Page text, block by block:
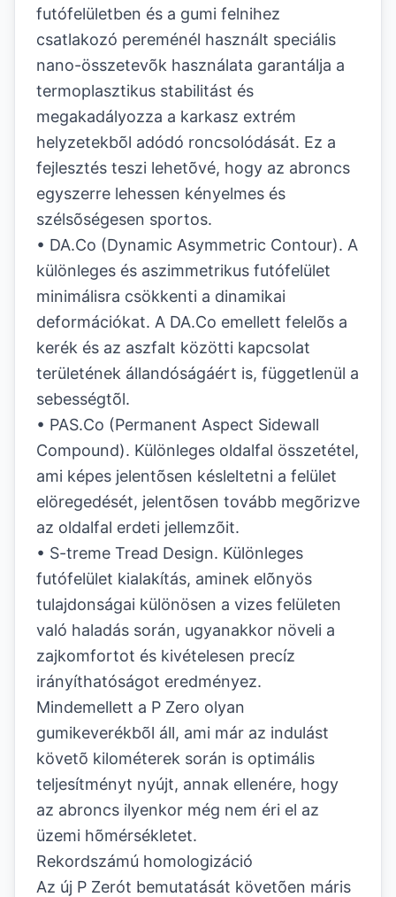
futófelületben és a gumi felnihez
csatlakozó pereménél használt speciális
nano-összetevõk használata garantálja a
termoplasztikus stabilitást és
megakadályozza a karkasz extrém
helyzetekbõl adódó roncsolódását. Ez a
fejlesztés teszi lehetõvé, hogy az abroncs
egyszerre lehessen kényelmes és
szélsõségesen sportos.
• DA.Co (Dynamic Asymmetric Contour). A
különleges és aszimmetrikus futófelület
minimálisra csökkenti a dinamikai
deformációkat. A DA.Co emellett felelõs a
kerék és az aszfalt közötti kapcsolat
területének állandóságáért is, függetlenül a
sebességtõl.
• PAS.Co (Permanent Aspect Sidewall
Compound). Különleges oldalfal összetétel,
ami képes jelentõsen késleltetni a felület
elöregedését, jelentõsen tovább megõrizve
az oldalfal erdeti jellemzõit.
• S-treme Tread Design. Különleges
futófelület kialakítás, aminek elõnyös
tulajdonságai különösen a vizes felületen
való haladás során, ugyanakkor növeli a
zajkomfortot és kivételesen precíz
irányíthatóságot eredményez.
Mindemellett a P Zero olyan
gumikeverékbõl áll, ami már az indulást
követõ kilométerek során is optimális
teljesítményt nyújt, annak ellenére, hogy
az abroncs ilyenkor még nem éri el az
üzemi hõmérsékletet.
Rekordszámú homologizáció
Az új P Zerót bemutatását követõen máris